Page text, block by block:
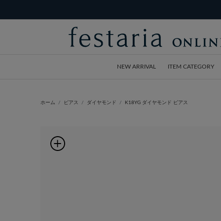
NEW ARRIVAL ITEM CATEGORY
ホーム ピアス ダイヤモンド K18YG ダイヤモンド ピアス